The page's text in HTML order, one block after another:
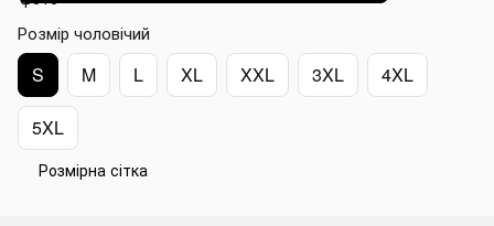
Розмір чоловічий
S M L XL XXL 3XL 4XL
5XL
Розмірна сітка